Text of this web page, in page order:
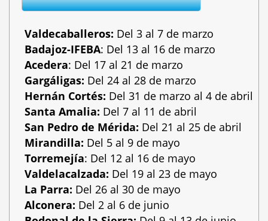
Valdecaballeros: Del 3 al 7 de marzo
Badajoz-IFEBA: Del 13 al 16 de marzo
Acedera: Del 17 al 21 de marzo
Gargáligas: Del 24 al 28 de marzo
Hernán Cortés: Del 31 de marzo al 4 de abril
Santa Amalia: Del 7 al 11 de abril
San Pedro de Mérida: Del 21 al 25 de abril
Mirandilla: Del 5 al 9 de mayo
Torremejía: Del 12 al 16 de mayo
Valdelacalzada: Del 19 al 23 de mayo
La Parra: Del 26 al 30 de mayo
Alconera: Del 2 al 6 de junio